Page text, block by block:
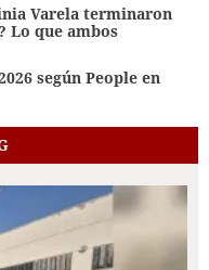
Varela terminaron
Lo que ambos
según People en